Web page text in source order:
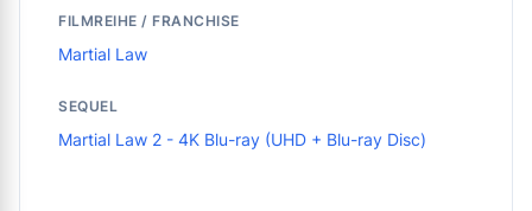
FILMREIHE / FRANCHISE
Martial Law
SEQUEL
Martial Law 2 - 4K Blu-ray (UHD + Blu-ray Disc)